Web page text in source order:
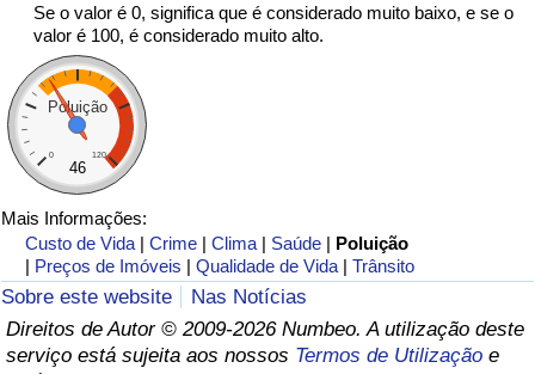
Se o valor é 0, significa que é considerado muito baixo, e se o
valor é 100, é considerado muito alto.
Poluição
0 120
46
Mais Informações:
Custo de Vida |Crime |Clima | Saúde | Poluição
| Preços de Imóveis |Qualidade de Vida |Trânsito
Sobre este website
Nas Notícias
Direitos de Autor © 2009-2026 Numbeo. A utilização deste
serviço está sujeita aos nossos Termos de Utilização e
Indicador de Trânsito por País